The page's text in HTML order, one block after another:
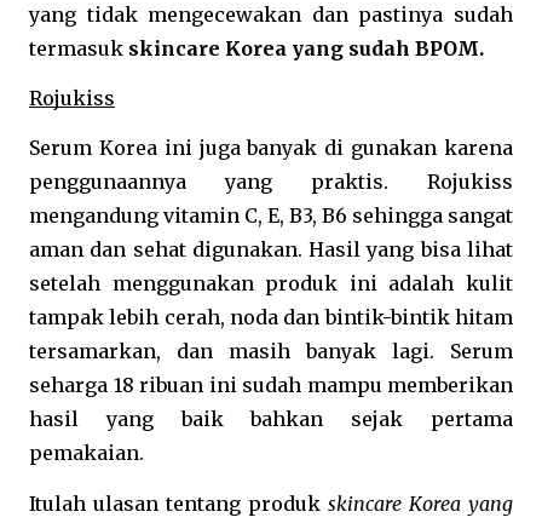
yang tidak mengecewakan dan pastinya sudah
termasuk skincare Korea yang sudah BPOM.
Rojukiss
Serum Korea ini juga banyak di gunakan karena
penggunaannya yang praktis. Rojukiss
mengandung vitamin C, E, B3, B6 sehingga sangat
aman dan sehat digunakan. Hasil yang bisa lihat
setelah menggunakan produk ini adalah kulit
tampak lebih cerah, noda dan bintik-bintik hitam
tersamarkan, dan masih banyak lagi. Serum
seharga 18 ribuan ini sudah mampu memberikan
hasil yang baik bahkan sejak pertama
pemakaian.
Itulah ulasan tentang produk skincare Korea yang